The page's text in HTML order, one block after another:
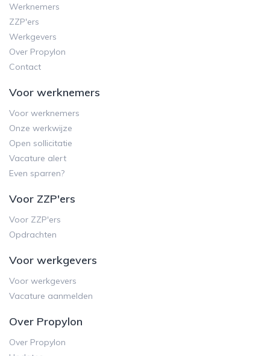
Werknemers
ZZP'ers
Werkgevers
Over Propylon
Contact
Voor werknemers
Voor werknemers
Onze werkwijze
Open sollicitatie
Vacature alert
Even sparren?
Voor ZZP'ers
Voor ZZP'ers
Opdrachten
Voor werkgevers
Voor werkgevers
Vacature aanmelden
Over Propylon
Over Propylon